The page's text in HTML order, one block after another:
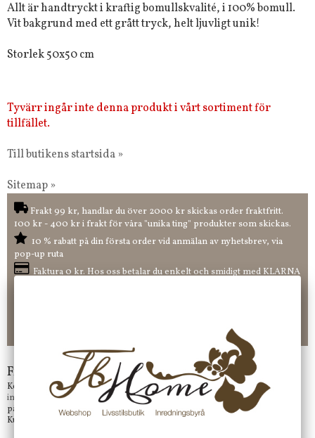
Allt är handtryckt i kraftig bomullskvalité, i 100% bomull.
Vit bakgrund med ett grått tryck, helt ljuvligt unik!
Storlek 50x50 cm
Tyvärr ingår inte denna produkt i vårt sortiment för
tillfället.
Till butikens startsida »
Sitemap »
Frakt 99 kr, handlar du över 2000 kr skickas order fraktfritt.
100 kr - 400 kr i frakt för våra "unika ting" produkter som skickas.
10 % rabatt på din första order vid anmälan av nyhetsbrev, via
pop-up ruta
Faktura 0 kr. Hos oss betalar du enkelt och smidigt med KLARNA
-ligt Tack för att just Du tittar in hos Jb Home!
Frågor?
Kontakta oss på
info@jbhome.se Vi svarar
på mail så fort vi kan.
Kundtjänst telefontid öppet vardagar mellan 10.00 - 15.00